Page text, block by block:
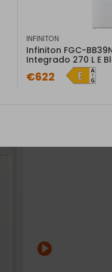
INFINITON
Infiniton FGC-
Integrado 270 L E
€622